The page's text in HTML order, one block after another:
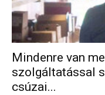
Mindenre van
szolgáltatással
csúzai...